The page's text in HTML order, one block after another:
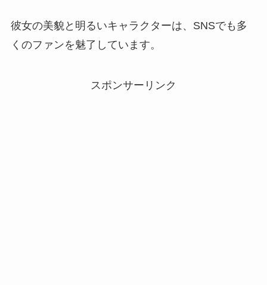
彼女の美貌と明るいキャラクターは、SNSでも多
くのファンを魅了しています。
スポンサーリンク